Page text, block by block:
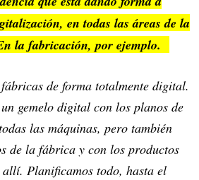
en todas las áreas de la
la fabricación, por ejemplo.
de forma totalmente digital.
gemelo digital con los planos de
las máquinas, pero también
de la fábrica y con los productos
Planificamos todo, hasta el